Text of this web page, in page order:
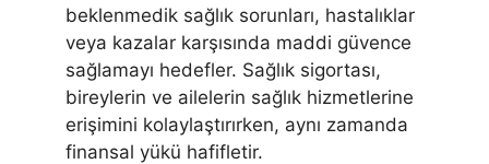
beklenmedik sağlık sorunları, hastalıklar
veya kazalar karşısında maddi güvence
sağlamayı hedefler. Sağlık sigortası,
bireylerin ve ailelerin sağlık hizmetlerine
erişimini kolaylaştırırken, aynı zamanda
finansal yükü hafifletir.